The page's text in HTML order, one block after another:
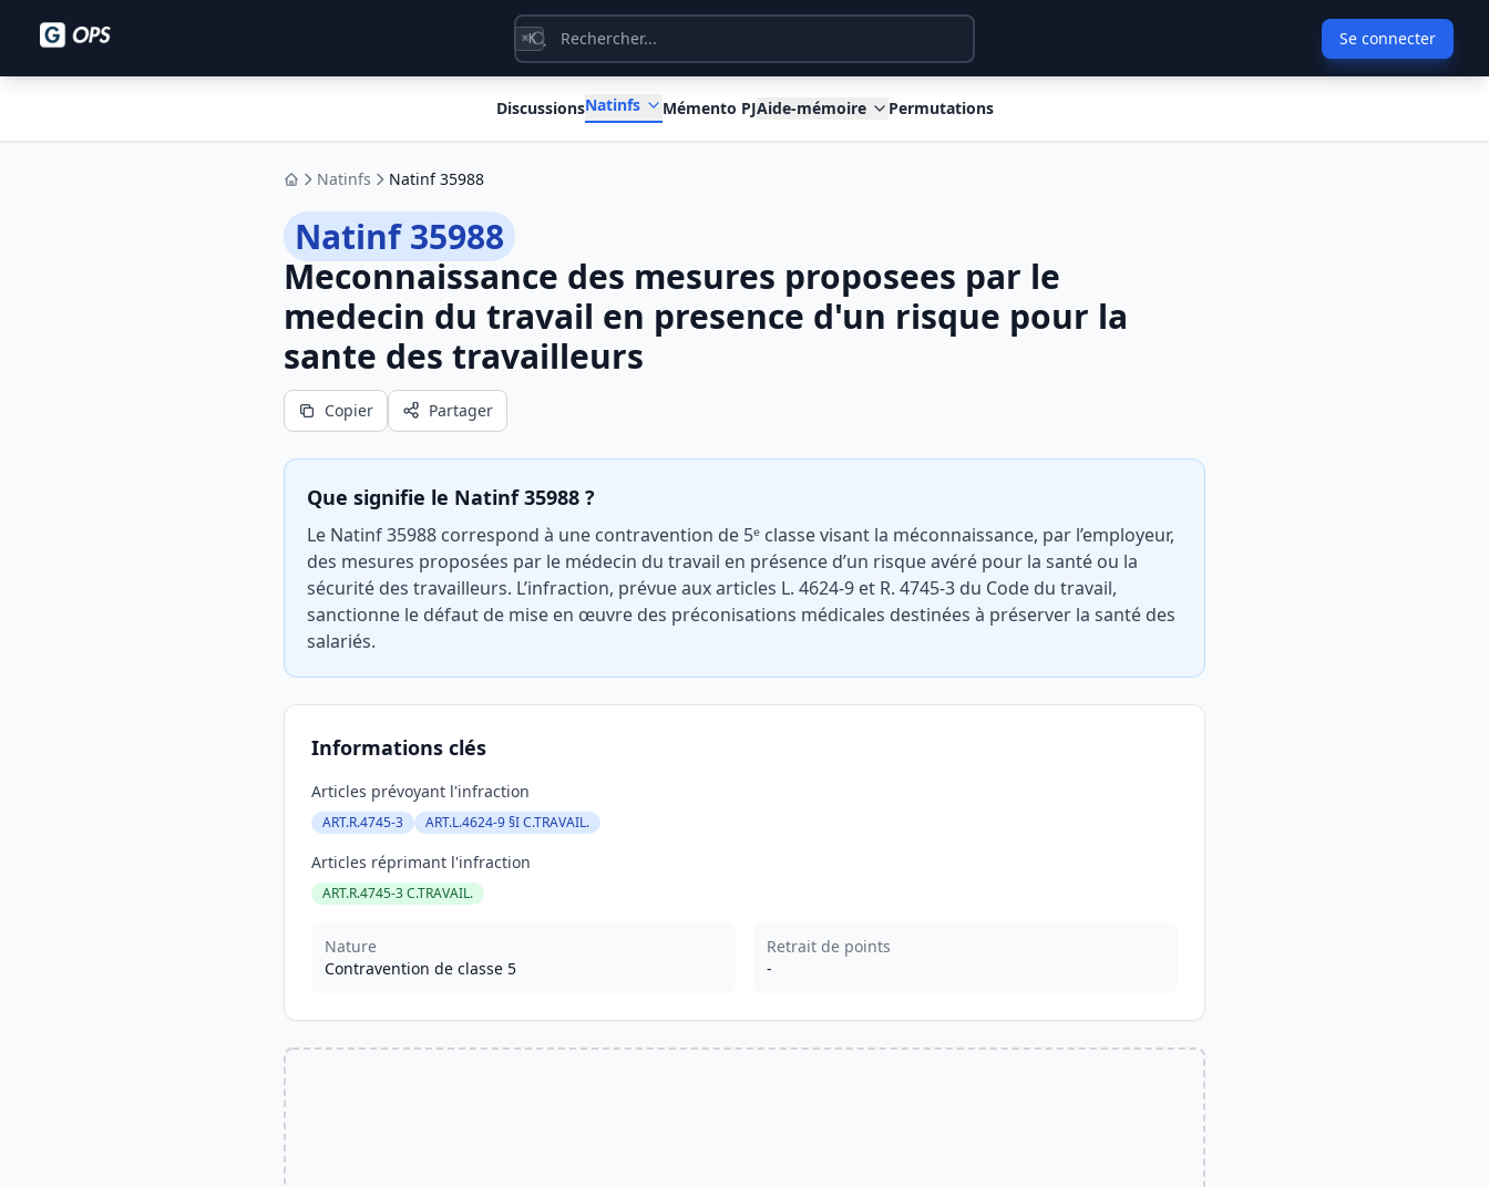
⌘K Se connecter
DiscussionsNatinfs Mémento PJAide-mémoire Permutations
AccueilNatinfs Natinf 35988
Natinf 35988
Meconnaissance des mesures proposees par le
medecin du travail en presence d'un risque pour la
sante des travailleurs
Copier Partager
Que signifie le Natinf 35988 ?
Le Natinf 35988 correspond à une contravention de 5ᵉ classe visant la méconnaissance, par l’employeur,
des mesures proposées par le médecin du travail en présence d’un risque avéré pour la santé ou la
sécurité des travailleurs. L’infraction, prévue aux articles L. 4624-9 et R. 4745-3 du Code du travail,
sanctionne le défaut de mise en œuvre des préconisations médicales destinées à préserver la santé des
salariés.
Informations clés
Articles prévoyant l'infraction
ART.R.4745-3 ART.L.4624-9 §I C.TRAVAIL.
Articles réprimant l'infraction
ART.R.4745-3 C.TRAVAIL.
Nature
Contravention de classe 5
Retrait de points
-